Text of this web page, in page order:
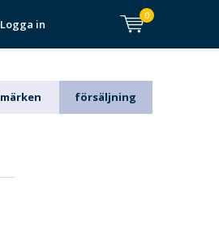
Logga in
0
märken försäljning